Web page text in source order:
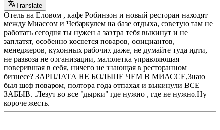
Translate
Отель на Еловом , кафе Робинзон и новый ресторан находят
между Миассом и Чебаркулем на базе отдыха, советую там не
работать сегодня ты нужен а завтра тебя выкинут и не
заплатят, особенно коснется поваров, официантов,
менеджеров, кухонных рабочих даже, не думайте туда идти,
не развоза не организации, малолетка управляющая
поверившая в себя, ничего не знающая в ресторанном
бизнесе? ЗАРПЛАТА НЕ БОЛЬШЕ ЧЕМ В МИАССЕ,Знаю
был шеф поваром, полтора года отпахал и выкинули ВСЕ
ЗАБЫВ. .Лезут во все "дырки" где нужно , где не нужно.Ну
короче жесть.